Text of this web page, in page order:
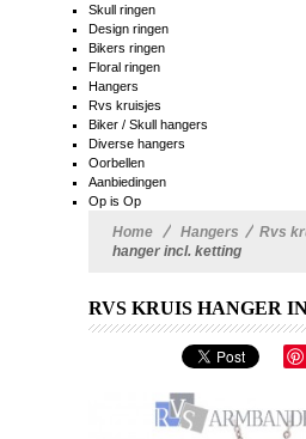
Skull ringen
Design ringen
Bikers ringen
Floral ringen
Hangers
Rvs kruisjes
Biker / Skull hangers
Diverse hangers
Oorbellen
Aanbiedingen
Op is Op
Home > Hangers > Rvs
hanger incl. ketting
RVS KRUIS HANGER